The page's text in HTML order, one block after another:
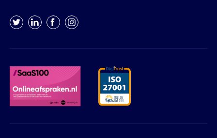
TwitterLinkedInFacebookInstagram